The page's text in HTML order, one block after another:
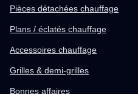
Pièces détachées chauffage
Plans / éclatés chauffage
Accessoires chauffage
Grilles & demi-grilles
Bonnes affaires